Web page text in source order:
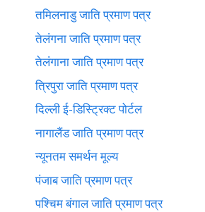
तमिलनाडु जाति प्रमाण पत्र
तेलंगना जाति प्रमाण पत्र
तेलंगाना जाति प्रमाण पत्र
त्रिपुरा जाति प्रमाण पत्र
दिल्ली ई-डिस्ट्रिक्ट पोर्टल
नागालैंड जाति प्रमाण पत्र
न्यूनतम समर्थन मूल्य
पंजाब जाति प्रमाण पत्र
पश्चिम बंगाल जाति प्रमाण पत्र